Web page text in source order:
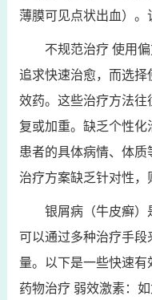
薄膜可见点状出血）。
不规范治疗 使用
追求快速治愈，而选
效药。这些治疗方法往
复或加重。缺乏个性
患者的具体病情、体
治疗方案缺乏针对性，
银屑病（牛皮癣）
可以通过多种治疗手
量。以下是一些快速
药物治疗 弱效激素：